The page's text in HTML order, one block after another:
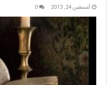
أغسطس 24, 2013 0